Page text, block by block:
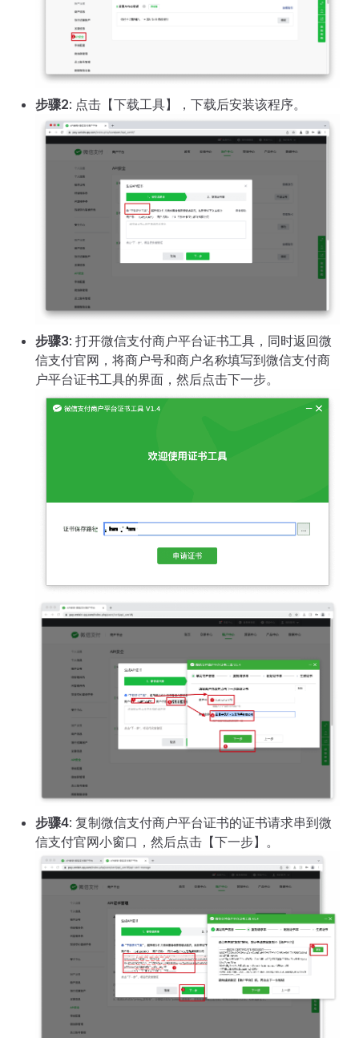
步骤2: 点击【下载工具】，下载后安装该程序。
步骤3: 打开微信支付商户平台证书工具，同时返回微
信支付官网，将商户号和商户名称填写到微信支付商
户平台证书工具的界面，然后点击下一步。
步骤4: 复制微信支付商户平台证书的证书请求串到微
信支付官网小窗口，然后点击【下一步】。